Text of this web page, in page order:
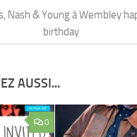
Nash & Young à Wembley
birthday
AUSSI...
0